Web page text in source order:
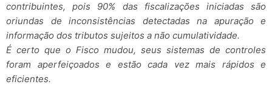
contribuintes, pois 90% das fiscalizações iniciadas são
oriundas de inconsistências detectadas na apuração e
informação dos tributos sujeitos a não cumulatividade.
É certo que o Fisco mudou, seus sistemas de controles
foram aperfeiçoados e estão cada vez mais rápidos e
eficientes.